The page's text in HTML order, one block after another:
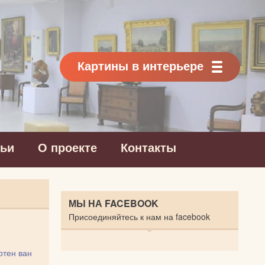
Картины в интерьере
О проекте Контакты
ван
МЫ НА FACEBOOK
Присоединяйтесь к нам на facebook